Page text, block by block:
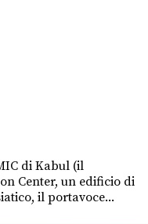
di Kabul (il
Center, un edificio di
il portavoce...